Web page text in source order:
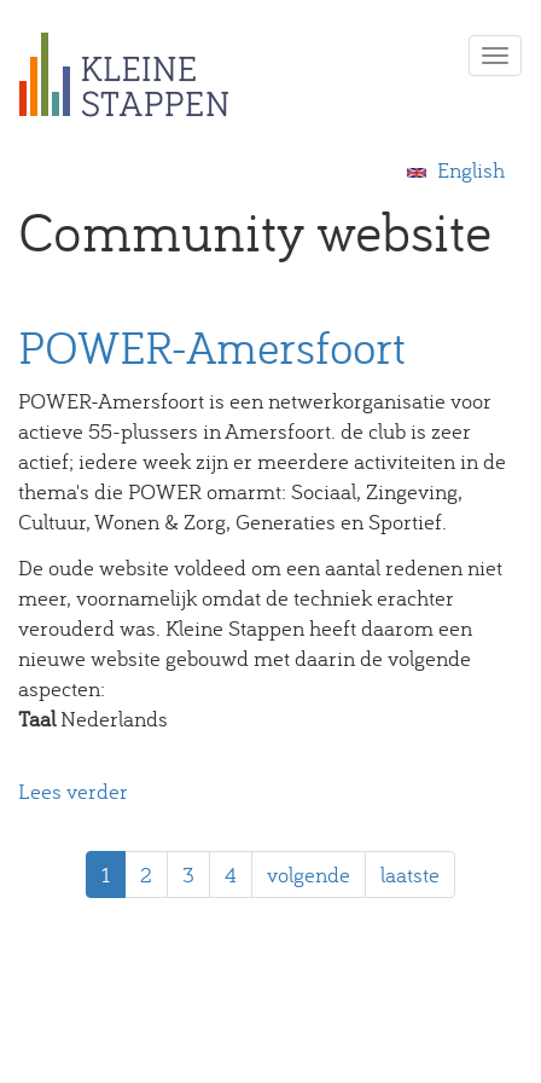
Overslaan
English
Community website
POWER-Amersfoort
POWER-Amersfoort is een netwerkorganisatie voor
actieve 55-plussers in Amersfoort. de club is zeer
actief; iedere week zijn er meerdere activiteiten in de
thema's die POWER omarmt: Sociaal, Zingeving,
Cultuur, Wonen & Zorg, Generaties en Sportief.
De oude website voldeed om een aantal redenen niet
meer, voornamelijk omdat de techniek erachter
verouderd was. Kleine Stappen heeft daarom een
nieuwe website gebouwd met daarin de volgende
aspecten:
TaalNederlands
Lees verder
Amersfoort
1
2 3 4 volgende laatste